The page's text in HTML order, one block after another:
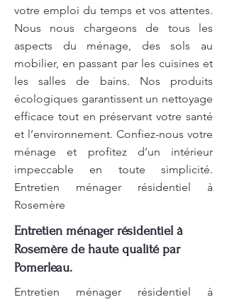
votre emploi du temps et vos attentes.
Nous nous chargeons de tous les
aspects du ménage, des sols au
mobilier, en passant par les cuisines et
les salles de bains. Nos produits
écologiques garantissent un nettoyage
efficace tout en préservant votre santé
et l’environnement. Confiez-nous votre
ménage et profitez d’un intérieur
impeccable en toute simplicité.
Entretien ménager résidentiel à
Rosemère
Entretien ménager résidentiel à
Rosemère de haute qualité par
Pomerleau.
Entretien ménager résidentiel à